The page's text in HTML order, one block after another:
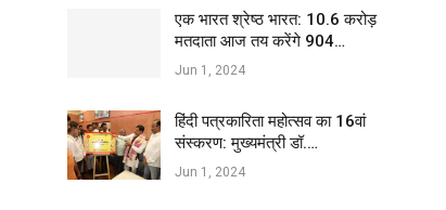
एक भारत श्रेष्ठ भारत: 10.6 करोड़
मतदाता आज तय करेंगे 904…
Jun 1, 2024
हिंदी पत्रकारिता महोत्सव का 16वां
संस्करण: मुख्यमंत्री डॉ.…
Jun 1, 2024